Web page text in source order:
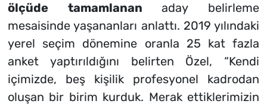
ölçüde tamamlananaday belirleme
mesaisinde yaşananları anlattı. 2019 yılındaki
yerel seçim dönemine oranla 25 kat fazla
anket yaptırıldığını belirten Özel, “Kendi
içimizde, beş kişilik profesyonel kadrodan
oluşan bir birim kurduk. Merak ettiklerimizin